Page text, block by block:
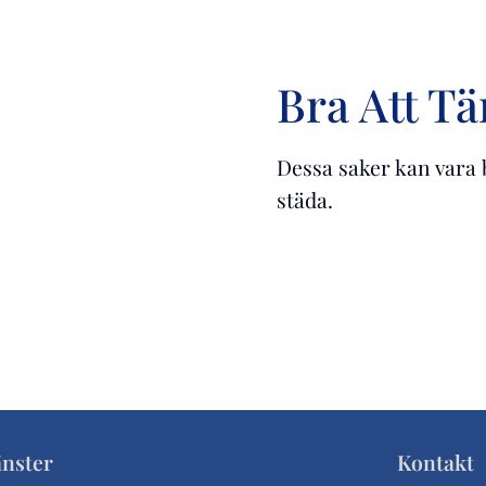
Bra Att
Dessa saker kan
städa.
Kontakt